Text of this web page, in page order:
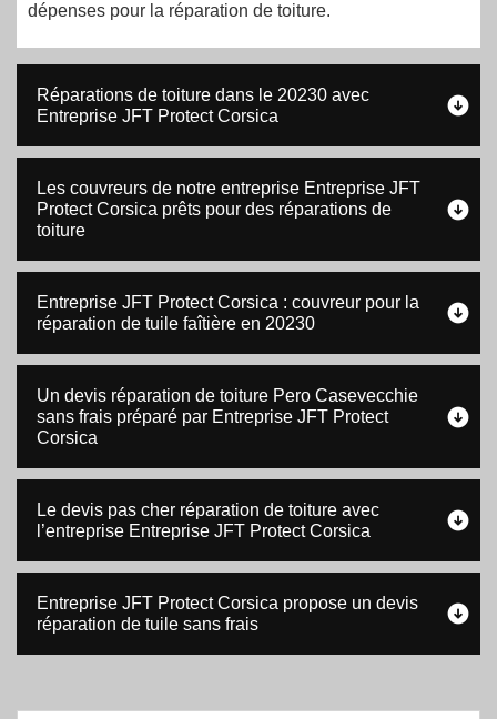
dépenses pour la réparation de toiture.
Réparations de toiture dans le 20230 avec
Entreprise JFT Protect Corsica
Les couvreurs de notre entreprise Entreprise JFT
Protect Corsica prêts pour des réparations de
toiture
Entreprise JFT Protect Corsica : couvreur pour la
réparation de tuile faîtière en 20230
Un devis réparation de toiture Pero Casevecchie
sans frais préparé par Entreprise JFT Protect
Corsica
Le devis pas cher réparation de toiture avec
l’entreprise Entreprise JFT Protect Corsica
Entreprise JFT Protect Corsica propose un devis
réparation de tuile sans frais